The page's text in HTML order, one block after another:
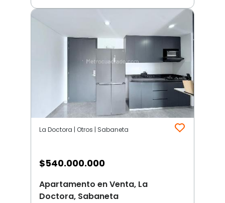
La Doctora | Otros | Sabaneta
$540.000.000
Apartamento en Venta, La
Doctora, Sabaneta